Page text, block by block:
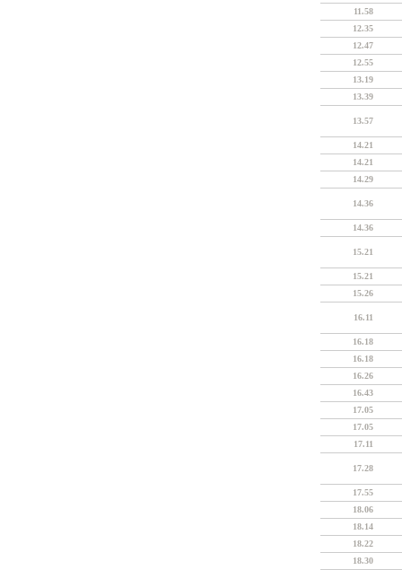
11.58
12.35
12.47
12.55
13.19
13.39
13.57
14.21
14.21
14.29
14.36
14.36
15.21
15.21
15.26
16.11
16.18
16.18
16.26
16.43
17.05
17.05
17.11
17.28
17.55
18.06
18.14
18.22
18.30